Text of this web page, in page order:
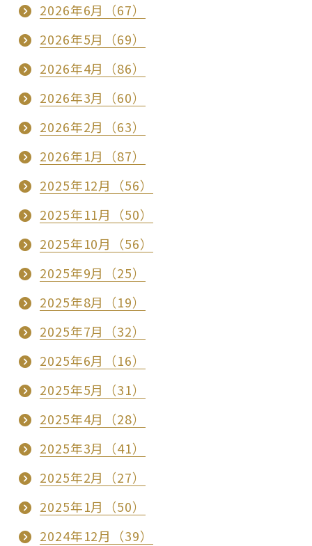
2026年6月（67）
2026年5月（69）
2026年4月（86）
2026年3月（60）
2026年2月（63）
2026年1月（87）
2025年12月（56）
2025年11月（50）
2025年10月（56）
2025年9月（25）
2025年8月（19）
2025年7月（32）
2025年6月（16）
2025年5月（31）
2025年4月（28）
2025年3月（41）
2025年2月（27）
2025年1月（50）
2024年12月（39）